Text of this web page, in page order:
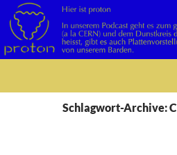
Schlagwort-Archive: